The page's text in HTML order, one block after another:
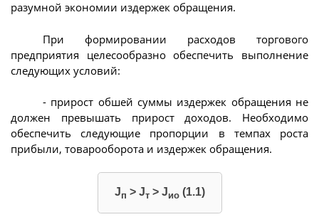
разумной экономии издержек обращения.
При формировании расходов торгового
предприятия целесообразно обеспечить выполнение
следующих условий:
- прирост обшей суммы издержек обращения не
должен превышать прирост доходов. Необходимо
обеспечить следующие пропорции в темпах роста
прибыли, товарооборота и издержек обращения.
Jп > Jт> Jио (1.1)